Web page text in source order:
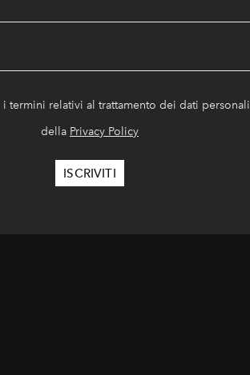
i termini relativi al trattamento dei dati personali
della Privacy Policy